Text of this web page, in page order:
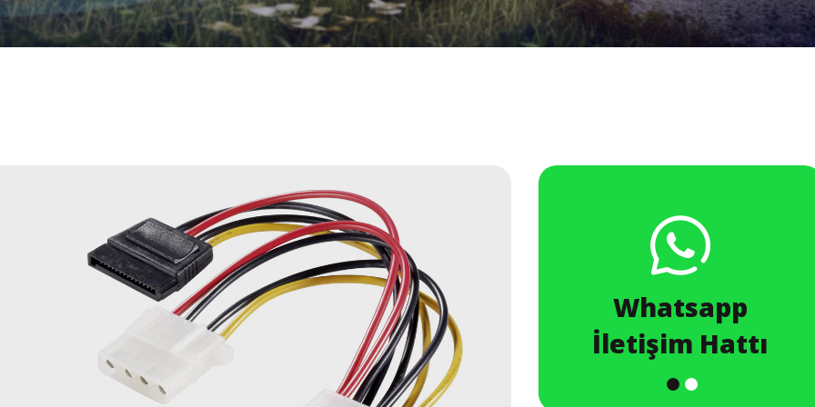
Whatsapp
İletişim Hattı
Bize
Ulaşın
Whatsapp
İletişim Hattı